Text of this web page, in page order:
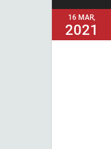
16 MAR,
2021